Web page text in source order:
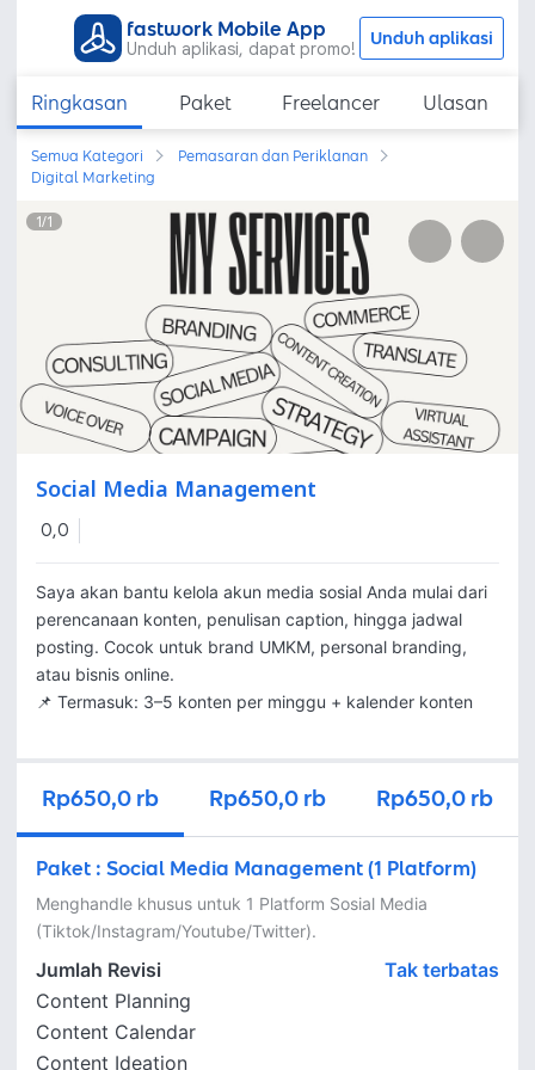
fastwork Mobile App
Unduh aplikasi, dapat promo! Unduh aplikasi
Ringkasan Paket Freelancer Ulasan
Semua Kategori
Pemasaran dan Periklanan
Digital Marketing
1/1
Social Media Management
0,0
Saya akan bantu kelola akun media sosial Anda mulai dari
perencanaan konten, penulisan caption, hingga jadwal
posting. Cocok untuk brand UMKM, personal branding,
atau bisnis online.
📌 Termasuk: 3–5 konten per minggu + kalender konten
Rp650,0 rb Rp650,0 rb Rp650,0 rb
Paket : Social Media Management (1 Platform)
Menghandle khusus untuk 1 Platform Sosial Media
(Tiktok/Instagram/Youtube/Twitter).
Jumlah Revisi
Tak terbatas
Content Planning
Content Calendar
Content Ideation